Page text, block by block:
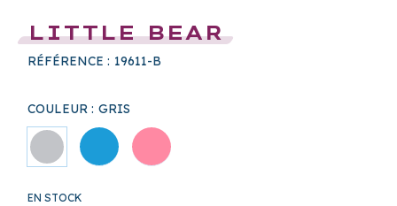
LITTLE BEAR
RÉFÉRENCE : 19611-B
COULEUR : GRIS
EN STOCK